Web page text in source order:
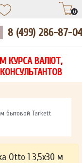
15 МИНУТ
15 МИНУТ
15 МИНУТ
0
8 (499) 286-87-04
КУРСА ВАЛЮТ,
бытовой Tarkett
Otto 1 3,5х30 м